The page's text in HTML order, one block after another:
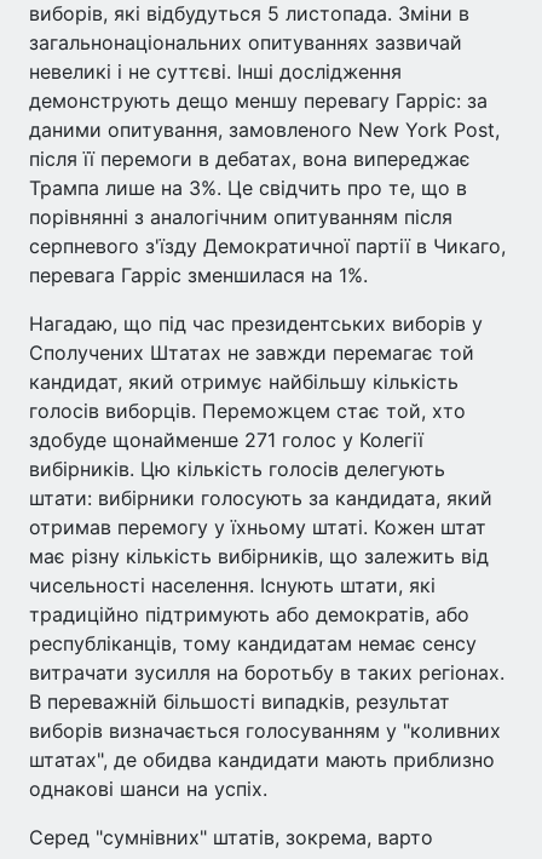
виборів, які відбудуться 5 листопада. Зміни в
загальнонаціональних опитуваннях зазвичай
невеликі і не суттєві. Інші дослідження
демонструють дещо меншу перевагу Гарріс: за
даними опитування, замовленого New York Post,
після її перемоги в дебатах, вона випереджає
Трампа лише на 3%. Це свідчить про те, що в
порівнянні з аналогічним опитуванням після
серпневого з'їзду Демократичної партії в Чикаго,
перевага Гарріс зменшилася на 1%.
Нагадаю, що під час президентських виборів у
Сполучених Штатах не завжди перемагає той
кандидат, який отримує найбільшу кількість
голосів виборців. Переможцем стає той, хто
здобуде щонайменше 271 голос у Колегії
вибірників. Цю кількість голосів делегують
штати: вибірники голосують за кандидата, який
отримав перемогу у їхньому штаті. Кожен штат
має різну кількість вибірників, що залежить від
чисельності населення. Існують штати, які
традиційно підтримують або демократів, або
республіканців, тому кандидатам немає сенсу
витрачати зусилля на боротьбу в таких регіонах.
В переважній більшості випадків, результат
виборів визначається голосуванням у "коливних
штатах", де обидва кандидати мають приблизно
однакові шанси на успіх.
Серед "сумнівних" штатів, зокрема, варто